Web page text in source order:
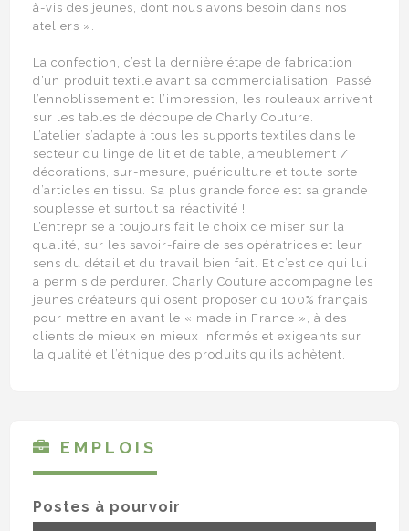
à-vis des jeunes, dont nous avons besoin dans nos
ateliers ».
La confection, c’est la dernière étape de fabrication
d’un produit textile avant sa commercialisation. Passé
l’ennoblissement et l’impression, les rouleaux arrivent
sur les tables de découpe de Charly Couture.
L’atelier s’adapte à tous les supports textiles dans le
secteur du linge de lit et de table, ameublement /
décorations, sur-mesure, puériculture et toute sorte
d’articles en tissu. Sa plus grande force est sa grande
souplesse et surtout sa réactivité !
L’entreprise a toujours fait le choix de miser sur la
qualité, sur les savoir-faire de ses opératrices et leur
sens du détail et du travail bien fait. Et c’est ce qui lui
a permis de perdurer. Charly Couture accompagne les
jeunes créateurs qui osent proposer du 100% français
pour mettre en avant le « made in France », à des
clients de mieux en mieux informés et exigeants sur
la qualité et l’éthique des produits qu’ils achètent.
EMPLOIS
Postes à pourvoir